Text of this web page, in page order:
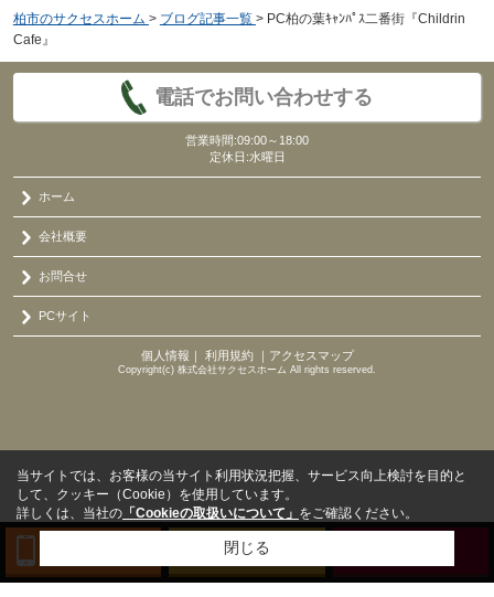
柏市のサクセスホーム > ブログ記事一覧 > PC柏の葉ｷｬﾝﾊﾟｽ二番街『Childrin
Cafe』
電話でお問い合わせする
営業時間:09:00～18:00
定休日:水曜日
ホーム
会社概要
お問合せ
PCサイト
個人情報 ｜ 利用規約｜ アクセスマップ
Copyright(c) 株式会社サクセスホーム All rights reserved.
来店予約
当サイトでは、お客様の当サイト利用状況把握、サービス向上検討を目的と
して、クッキー（Cookie）を使用しています。
詳しくは、当社の 「Cookieの取扱いについて」 をご確認ください。
閉じる